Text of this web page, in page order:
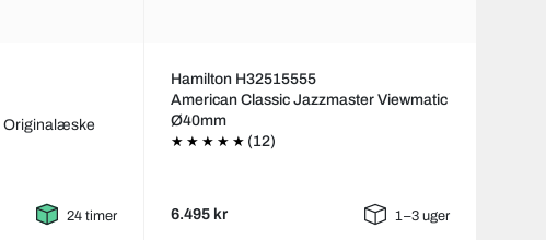
Originalæske
24 timer
Hamilton H32515555
American Classic Jazzmaster Viewmatic
Ø40mm
(12)
6.495 kr 1–3 uger